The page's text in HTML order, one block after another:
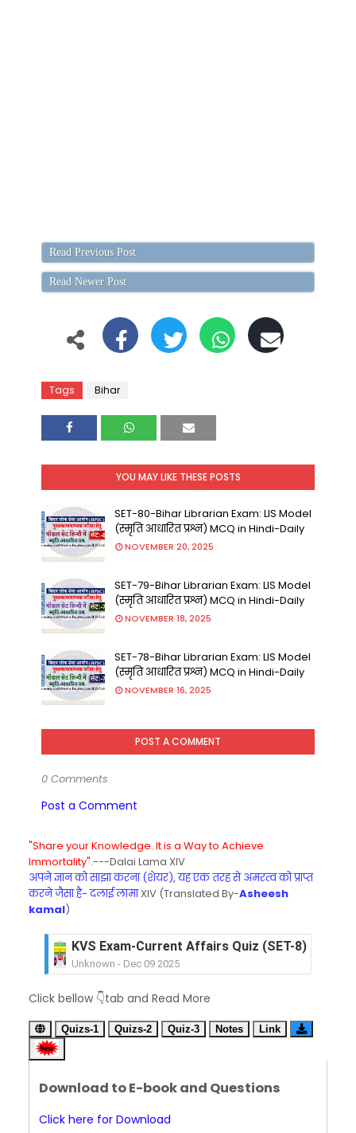
Read Previous Post
Read Newer Post
Tags Bihar
YOU MAY LIKE THESE POSTS
SET-80-Bihar Librarian Exam: LIS Model
(स्मृति आधारित प्रश्न) MCQ in Hindi-Daily
NOVEMBER 20, 2025
SET-79-Bihar Librarian Exam: LIS Model
(स्मृति आधारित प्रश्न) MCQ in Hindi-Daily
NOVEMBER 18, 2025
SET-78-Bihar Librarian Exam: LIS Model
(स्मृति आधारित प्रश्न) MCQ in Hindi-Daily
NOVEMBER 16, 2025
POST A COMMENT
0 Comments
Post a Comment
"Share your Knowledge. It is a Way to Achieve
Immortality".---Dalai Lama XIV
अपने ज्ञान को साझा करना (शेयर), यह एक तरह से अमरत्व को प्राप्त
करने जैसा है- दलाई लामाXIV (Translated By-Asheesh
kamal)
KVS Exam-Current Affairs Quiz (SET-8) in
Unknown - Dec 09 2025
Unknown- Dec 08 2025
KVS Exam-Current Affairs Quiz (SET-6) in
Unknown-Dec 07 2025
KVS Exam-Current Affairs Quiz (SET-4) in
KVS Exam-Current Affairs Quiz (SET-3) in Hindi
Click bellow 👇tab and Read More
Quizs-1 Quizs-2 Quiz-3 Notes Link
Download to E-book and Questions
Click here for Download